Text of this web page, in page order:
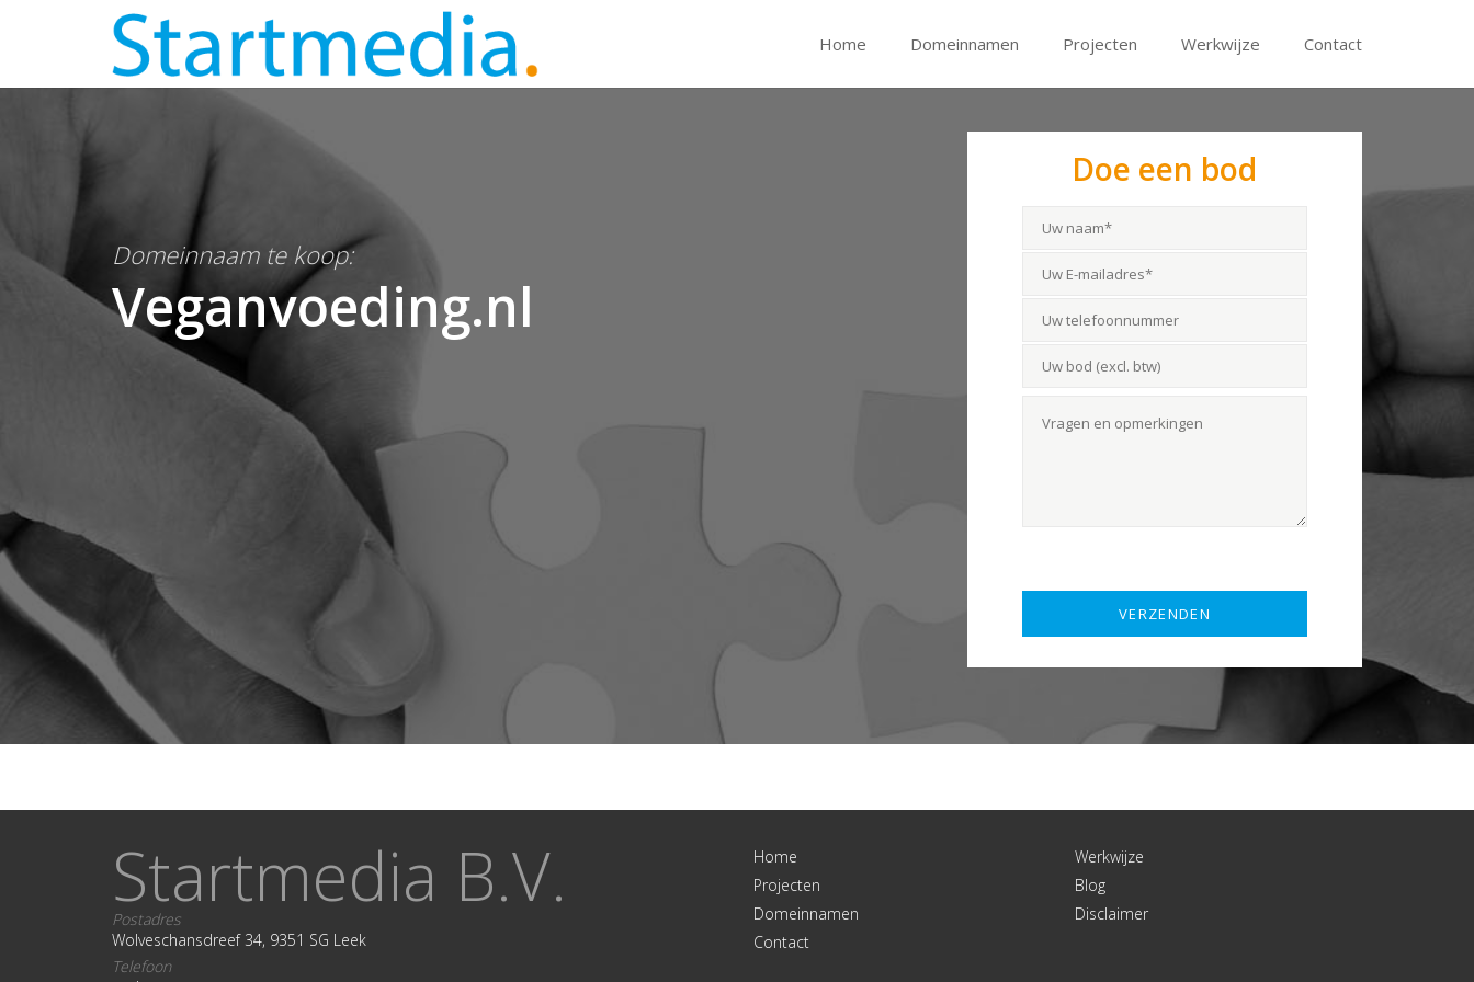
Home Domeinnamen Projecten Werkwijze Contact
Domeinnaam te koop:
Veganvoeding.nl
Doe een bod
Startmedia B.V.
Postadres
Wolveschansdreef 34, 9351 SG Leek
Telefoon
Home
Projecten
Domeinnamen
Contact
Werkwijze
Blog
Disclaimer